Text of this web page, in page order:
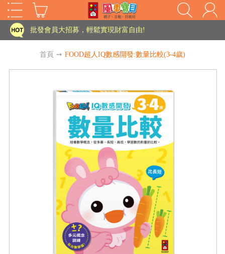
家長樂了!「風車書版集團暨FOOD超人企業總部」目前正興建中!
批發會員大招募，輕鬆實現財富自由!
老師您好!!幼教會員火熱招募中~
海外購物免煩惱！點我查看『海外購物流程說明』
批發會員大招募，輕鬆實現財富自由!
老師您好!!幼教會員火熱招募中~
海外購物免煩惱！點我查看『海外購物流程說明』
首頁 ➙ FOOD超人IQ數感開發:數量比較(3-4歲)